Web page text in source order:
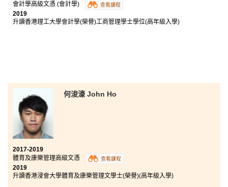
會計學高級文憑 (會計學)
查看課程
2019
升讀香港理工大學會計學(榮譽)工商管理學士學位(高年級入學)
何浚濠 John Ho
2017-2019
體育及康樂管理高級文憑
查看課程
2019
升讀香港浸會大學體育及康樂管理文學士(榮譽)(高年級入學)